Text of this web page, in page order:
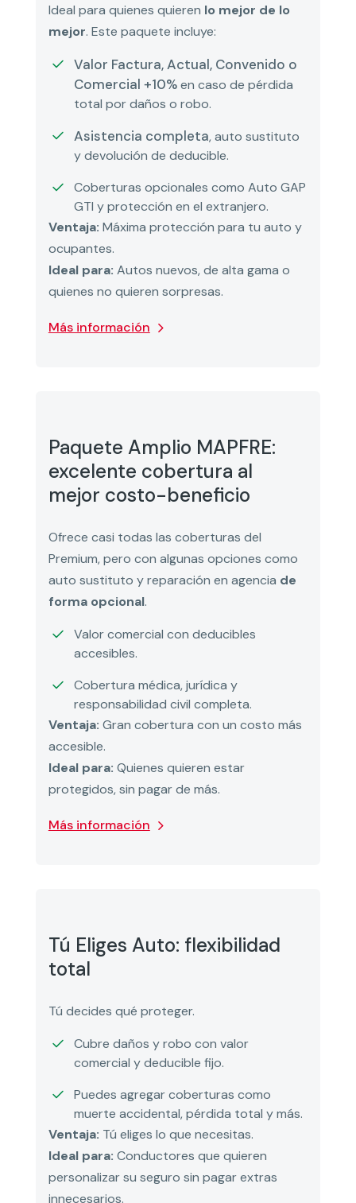
Ideal para quienes quieren lo mejor de lo
mejor. Este paquete incluye:
Valor Factura, Actual, Convenido o
Comercial +10%en caso de pérdida
total por daños o robo.
Asistencia completa, auto sustituto
y devolución de deducible.
Coberturas opcionales como Auto GAP
GTI y protección en el extranjero.
Ventaja: Máxima protección para tu auto y
ocupantes.
Ideal para: Autos nuevos, de alta gama o
quienes no quieren sorpresas.
Más información
Paquete Amplio MAPFRE:
excelente cobertura al
mejor costo-beneficio
Ofrece casi todas las coberturas del
Premium, pero con algunas opciones como
auto sustituto y reparación en agencia de
forma opcional.
Valor comercial con deducibles
accesibles.
Cobertura médica, jurídica y
responsabilidad civil completa.
Ventaja: Gran cobertura con un costo más
accesible.
Ideal para: Quienes quieren estar
protegidos, sin pagar de más.
Más información
Tú Eliges Auto: flexibilidad
total
Tú decides qué proteger.
Cubre daños y robo con valor
comercial y deducible fijo.
Puedes agregar coberturas como
muerte accidental, pérdida total y más.
Ventaja: Tú eliges lo que necesitas.
Ideal para: Conductores que quieren
personalizar su seguro sin pagar extras
innecesarios.